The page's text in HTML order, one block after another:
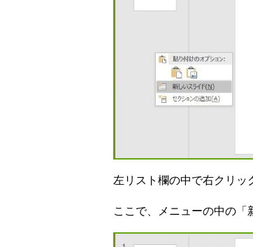
左リスト欄の中で右クリッ
ここで、メニューの中の「